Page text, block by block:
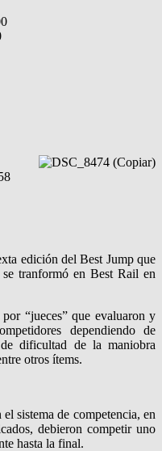
edición del Best Jump que
tranformó en Best Rail en
“jueces” que evaluaron y
dependiendo de
dificultad de la maniobra
otros ítems.
sistema de competencia, en
debieron competir uno
hasta la final.